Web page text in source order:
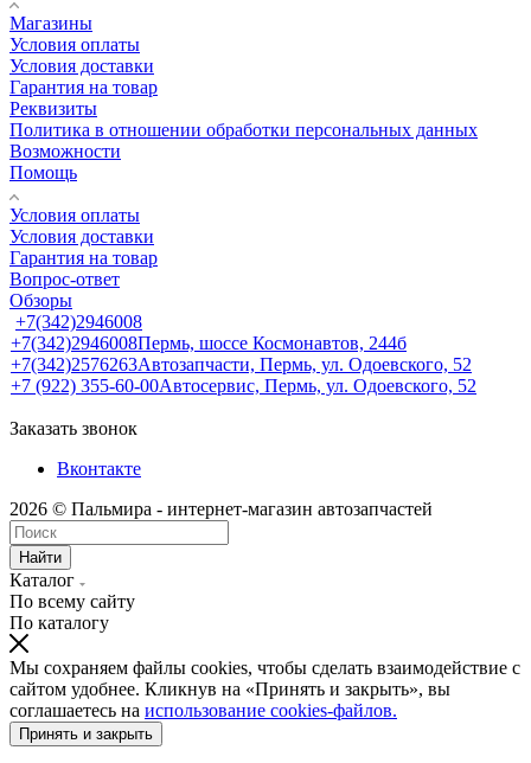
Магазины
Условия оплаты
Условия доставки
Гарантия на товар
Реквизиты
Политика в отношении обработки персональных данных
Возможности
Помощь
Условия оплаты
Условия доставки
Гарантия на товар
Вопрос-ответ
Обзоры
+7(342)2946008
+7(342)2946008Пермь, шоссе Космонавтов, 244б
+7(342)2576263Автозапчасти, Пермь, ул. Одоевского, 52
+7 (922) 355-60-00Автосервис, Пермь, ул. Одоевского, 52
Заказать звонок
Вконтакте
2026 © Пальмира - интернет-магазин автозапчастей
Найти
Каталог
По всему сайту
По каталогу
Мы сохраняем файлы cookies, чтобы сделать взаимодействие с
сайтом удобнее. Кликнув на «Принять и закрыть», вы
соглашаетесь на использование cookies-файлов.
Принять и закрыть